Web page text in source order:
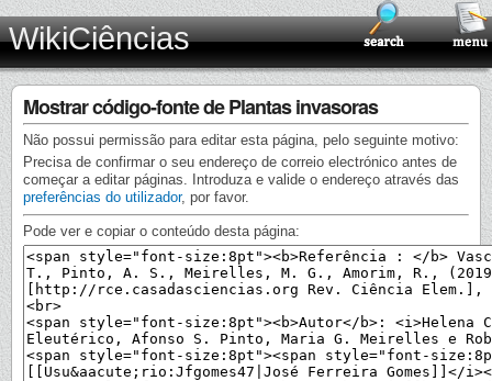
WikiCiências
Mostrar código-fonte de Plantas invasoras
Não possui permissão para editar esta página, pelo seguinte motivo:
Precisa de confirmar o seu endereço de correio electrónico antes de
começar a editar páginas. Introduza e valide o endereço através das
preferências do utilizador, por favor.
Pode ver e copiar o conteúdo desta página: